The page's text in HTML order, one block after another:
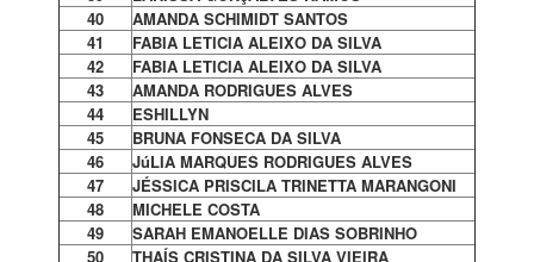
40
AMANDA SCHIMIDT SANTOS
41
FABIA LETICIA ALEIXO DA SILVA
42
FABIA LETICIA ALEIXO DA SILVA
43
AMANDA RODRIGUES ALVES
44
ESHILLYN
45
BRUNA FONSECA DA SILVA
46
JúLIA MARQUES RODRIGUES ALVES
47
JÉSSICA PRISCILA TRINETTA MARANGONI
48
MICHELE COSTA
49
SARAH EMANOELLE DIAS SOBRINHO
50
THAÍS CRISTINA DA SILVA VIEIRA